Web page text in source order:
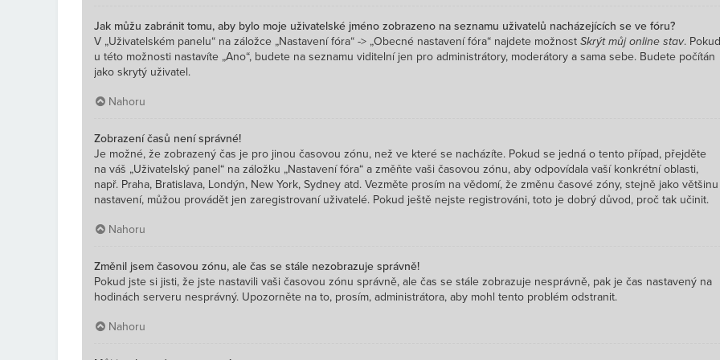
Jak můžu zabránit tomu, aby bylo moje uživatelské jméno zobrazeno na seznamu uživatelů nacházejících se ve fóru?
V „Uživatelském panelu“ na záložce „Nastavení fóra“ -> „Obecné nastavení fóra“ najdete možnost Skrýt můj online stav. Pokud
u této možnosti nastavíte „Ano“, budete na seznamu viditelní jen pro administrátory, moderátory a sama sebe. Budete počítán
jako skrytý uživatel.
Nahoru
Zobrazení časů není správné!
Je možné, že zobrazený čas je pro jinou časovou zónu, než ve které se nacházíte. Pokud se jedná o tento případ, přejděte
na váš „Uživatelský panel“ na záložku „Nastavení fóra“ a změňte vaši časovou zónu, aby odpovídala vaší konkrétní oblasti,
např. Praha, Bratislava, Londýn, New York, Sydney atd. Vezměte prosím na vědomí, že změnu časové zóny, stejně jako většinu
nastavení, můžou provádět jen zaregistrovaní uživatelé. Pokud ještě nejste registrováni, toto je dobrý důvod, proč tak učinit.
Nahoru
Změnil jsem časovou zónu, ale čas se stále nezobrazuje správně!
Pokud jste si jisti, že jste nastavili vaši časovou zónu správně, ale čas se stále zobrazuje nesprávně, pak je čas nastavený na
hodinách serveru nesprávný. Upozorněte na to, prosím, administrátora, aby mohl tento problém odstranit.
Nahoru